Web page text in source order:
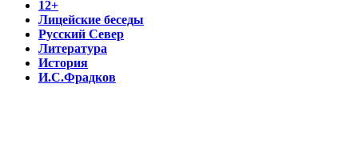
12+
Лицейские беседы
Русский Север
Литература
История
И.С.Фрадков